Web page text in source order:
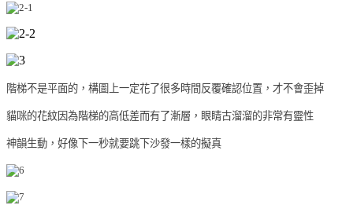
階梯不是平面的，構圖上一定花了很多時間反覆確認位置，才不會歪掉
貓咪的花紋因為階梯的高低差而有了漸層，眼睛古溜溜的非常有靈性
神韻生動，好像下一秒就要跳下沙發一樣的擬真